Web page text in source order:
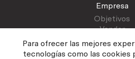
Para ofrecer las mejores
tecnologías como las cookies
Empresa
Objetivos
Vender